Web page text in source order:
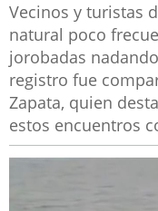
Vecinos y turistas
natural poco
jorobadas
registro fue
Zapata, quien
estos encuentros